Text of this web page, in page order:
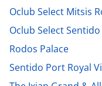
Oclub Select Mitsis
Oclub Select
Rodos Palace
Sentido Port Royal